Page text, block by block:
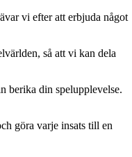
vi efter att erbjuda något
så att vi kan dela
berika din spelupplevelse.
göra varje insats till en